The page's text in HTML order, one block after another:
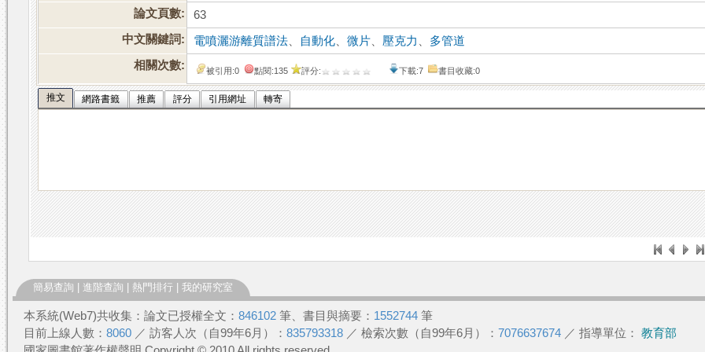
論文頁數:
63
中文關鍵詞:
電噴灑游離質譜法 自動化 、微片 壓克力
多管道
相關次數:
被引用:0 點閱:135 評分: 下載:7 書目收藏:0
推文 網路書籤 推薦 評分 引用網址 轉寄
簡易查詢 進階查詢 熱門排行 我的研究室
本系統(Web7)共收集：論文已授權全文： 846102 筆、書目與摘要： 1552744 筆
目前上線人數： 8060 ／ 訪客人次（自99年6月）： 835793318 ／ 檢索次數（自99年6月）： 7076637674 ／ 指導單位： 教育部